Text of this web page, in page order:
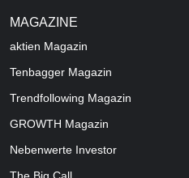
MAGAZINE
aktien Magazin
Tenbagger Magazin
Trendfollowing Magazin
GROWTH Magazin
Nebenwerte Investor
The Big Call